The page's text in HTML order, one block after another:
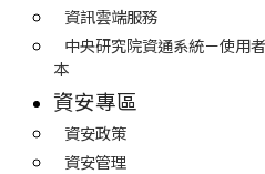
資訊雲端服務
中央研究院資通系統－使用
本
資安專區
資安政策
資安管理